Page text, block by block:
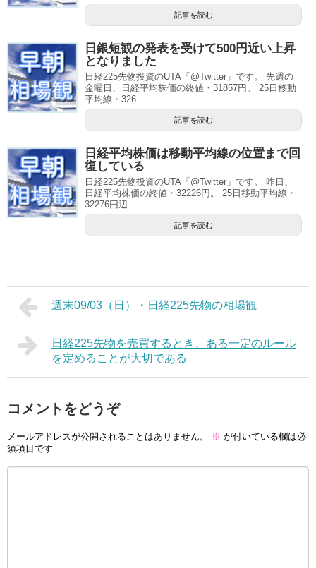
記事を読む
日銀短観の発表を受けて500円近い上昇
となりました
日経225先物投資のUTA「@Twitter」です。 先週の
金曜日、日経平均株価の終値・31857円。 25日移動
平均線・326...
記事を読む
日経平均株価は移動平均線の位置まで回
復している
日経225先物投資のUTA「@Twitter」です。 昨日、
日経平均株価の終値・32226円。 25日移動平均線・
32276円辺...
記事を読む
週末09/03（日）・日経225先物の相場観
日経225先物を売買するとき、ある一定のルール
を定めることが大切である
コメントをどうぞ
メールアドレスが公開されることはありません。 ※ が付いている欄は必
須項目です